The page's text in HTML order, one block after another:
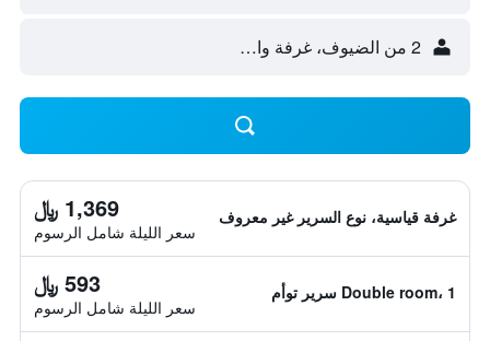
2 من الضيوف، غرفة واحدة
غرفة قياسية، نوع السرير غير معروف 1,369 ﷼
سعر الليلة شامل الرسوم
Double room، 1 سرير توأم 593 ﷼
سعر الليلة شامل الرسوم